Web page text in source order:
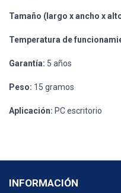
Tamaño (largo x ancho x
Temperatura de
Garantía: 5 años
Peso: 15 gramos
Aplicación: PC escritorio
INFORMACIÓN